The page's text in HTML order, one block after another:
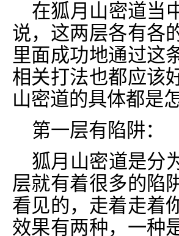
在狐月山密道当
说，这两层各有各
里面成功地通过这
相关打法也都应该
山密道的具体都是
第一层有陷阱：
狐月山密道是分
层就有着很多的陷
看见的，走着走着
效果有两种，一种